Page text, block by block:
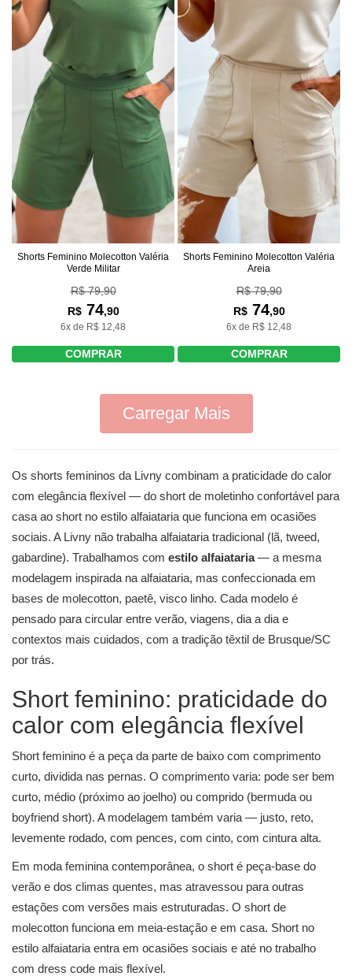
Shorts Feminino Molecotton Valéria
Verde Militar
R$ 79,90
R$74,90
6x de R$ 12,48
COMPRAR
Shorts Feminino Molecotton Valéria
Areia
R$ 79,90
R$74,90
6x de R$ 12,48
COMPRAR
Carregar Mais
Os shorts femininos da Livny combinam a praticidade do calor
com elegância flexível — do short de moletinho confortável para
casa ao short no estilo alfaiataria que funciona em ocasiões
sociais. A Livny não trabalha alfaiataria tradicional (lã, tweed,
gabardine). Trabalhamos com estilo alfaiataria— a mesma
modelagem inspirada na alfaiataria, mas confeccionada em
bases de molecotton, paetê, visco linho. Cada modelo é
pensado para circular entre verão, viagens, dia a dia e
contextos mais cuidados, com a tradição têxtil de Brusque/SC
por trás.
Short feminino: praticidade do
calor com elegância flexível
Short feminino é a peça da parte de baixo com comprimento
curto, dividida nas pernas. O comprimento varia: pode ser bem
curto, médio (próximo ao joelho) ou comprido (bermuda ou
boyfriend short). A modelagem também varia — justo, reto,
levemente rodado, com pences, com cinto, com cintura alta.
Em moda feminina contemporânea, o short é peça-base do
verão e dos climas quentes, mas atravessou para outras
estações com versões mais estruturadas. O short de
molecotton funciona em meia-estação e em casa. Short no
estilo alfaiataria entra em ocasiões sociais e até no trabalho
com dress code mais flexível.